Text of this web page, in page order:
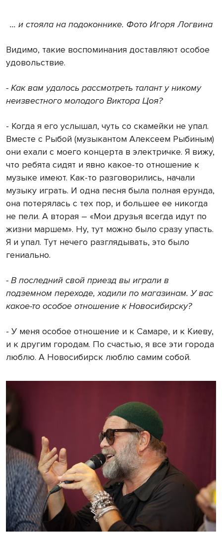
... и стояла на подоконнике. Фото Игоря Логвина
Видимо, такие воспоминания доставляют особое
удовольствие.
- Как вам удалось рассмотреть талант у никому
неизвестного молодого Виктора Цоя?
- Когда я его услышал, чуть со скамейки не упал.
Вместе с Рыбой (музыкантом Алексеем Рыбиным)
они ехали с моего концерта в электричке. Я вижу,
что ребята сидят и явно какое-то отношение к
музыке имеют. Как-то разговорились, начали
музыку играть. И одна песня была полная ерунда,
она потерялась с тех пор, и большее ее никогда
не пели. А вторая – «Мои друзья всегда идут по
жизни маршем». Ну, тут можно было сразу упасть.
Я и упал. Тут нечего разглядывать, это было
гениально.
- В последний свой приезд вы играли в
подземном переходе, ходили по магазинам. У вас
какое-то особое отношение к Новосибирску?
- У меня особое отношение и к Самаре, и к Киеву,
и к другим городам. По счастью, я все эти города
люблю. А Новосибирск люблю самим собой.